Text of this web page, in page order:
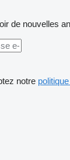
de nouvelles
notre